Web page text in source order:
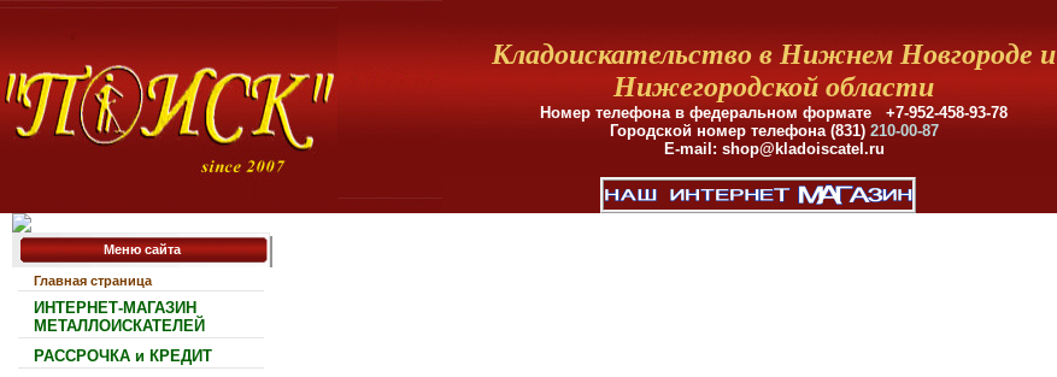
Кладоискательство в Нижнем Новгороде и
Нижегородской области
Номер телефона в федеральном формате +7-952-458-93-78
Городской номер телефона (831) 210-00-87
E-mail: shop@kladoiscatel.ru
Меню сайта
Главная страница
ИНТЕРНЕТ-МАГАЗИН
МЕТАЛЛОИСКАТЕЛЕЙ
РАССРОЧКА и КРЕДИТ